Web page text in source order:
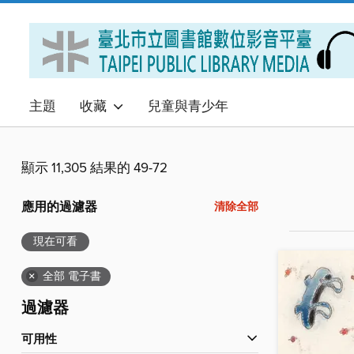
主題 收藏 兒童與青少年
顯示 11,305 結果的 49-72
應用的過濾器 清除全部
現在可看
× 全部 電子書
過濾器
可用性